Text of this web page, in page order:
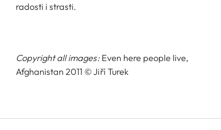
radosti i strasti.
Copyright all images:Even here people live,
Afghanistan 2011 © Jiří Turek